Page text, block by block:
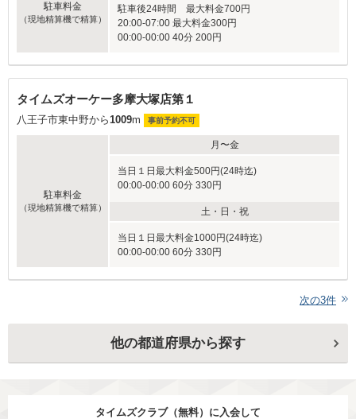
駐車料金
（現地精算機で精算）
駐車後24時間 最大料金700円
20:00-07:00 最大料金300円
00:00-00:00 40分 200円
タイムズオーケー多摩大塚店第１
八王子市東中野から1009m 事前予約不可
駐車料金
（現地精算機で精算）
月〜金
当日１日最大料金500円(24時迄)
00:00-00:00 60分 330円
土・日・祝
当日１日最大料金1000円(24時迄)
00:00-00:00 60分 330円
次の3件
他の都道府県から探す
タイムズクラブ（無料）に入会して